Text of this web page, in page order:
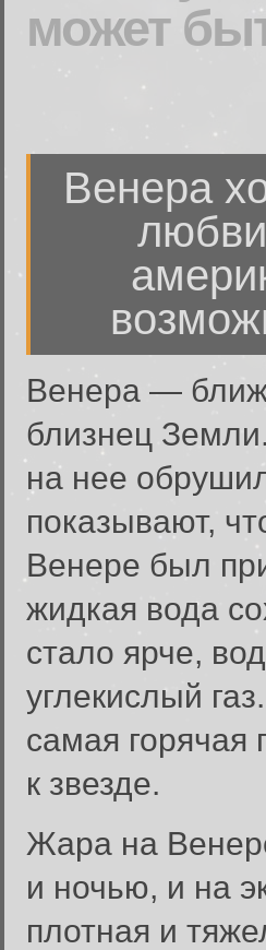
может
Венера
Венера —
близнец
на нее
показывают,
Венере был
жидкая вода
стало ярче,
углекислый
самая горячая
к звезде.
Жара на
и ночью, и на
плотная и